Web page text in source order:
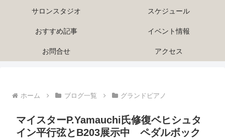
サロンスタジオ スケジュール
おすすめ記事 イベント情報
お問合せ アクセス
ホーム ブログ一覧 グランドピアノ
マイスターP.Yamauchi氏修復ベヒシュタ
イン平行弦とB203展示中 ペダルボック